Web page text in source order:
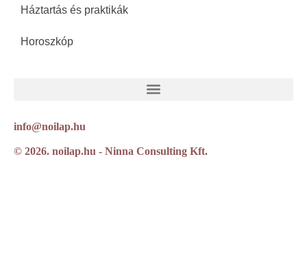
Háztartás és praktikák
Horoszkóp
info@noilap.hu
© 2026. noilap.hu - Ninna Consulting Kft.